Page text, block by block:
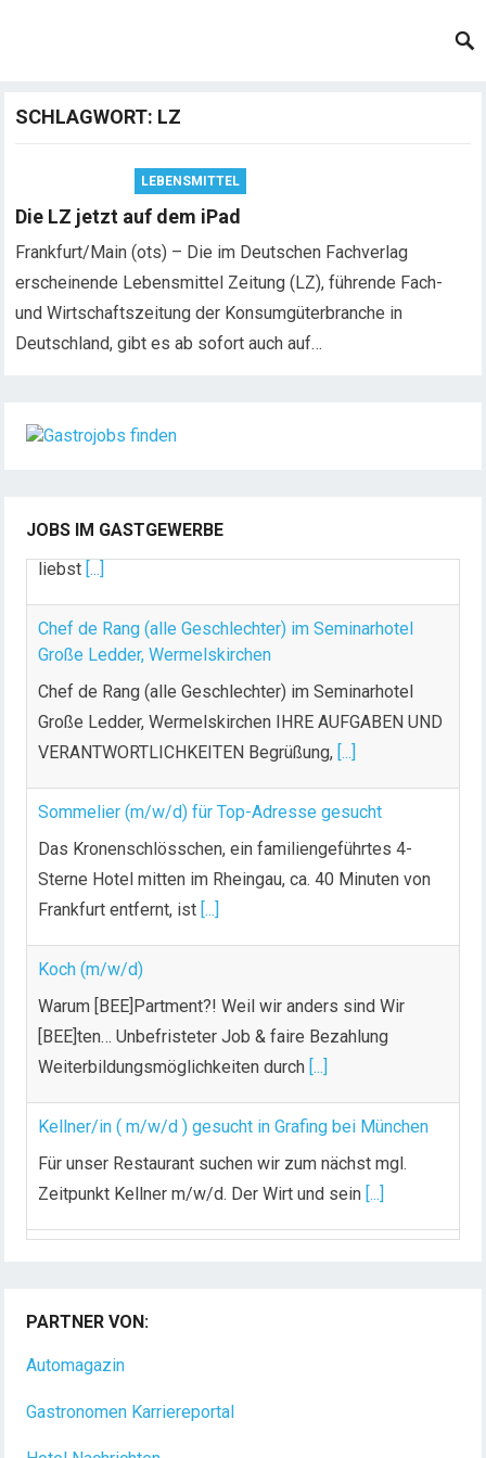
SCHLAGWORT: LZ
LEBENSMITTEL
Die LZ jetzt auf dem iPad
Frankfurt/Main (ots) – Die im Deutschen Fachverlag
erscheinende Lebensmittel Zeitung (LZ), führende Fach-
und Wirtschaftszeitung der Konsumgüterbranche in
Deutschland, gibt es ab sofort auch auf…
JOBS IM GASTGEWERBE
Konstanz
liebst[...]
Große Ledder, Wermelskirchen
Chef de Rang (alle Geschlechter) im Seminarhotel
Große Ledder, Wermelskirchen IHRE AUFGABEN UND
VERANTWORTLICHKEITEN Begrüßung,[...]
Das Kronenschlösschen, ein familiengeführtes 4-
Sterne Hotel mitten im Rheingau, ca. 40 Minuten von
Frankfurt entfernt, ist[...]
Warum [BEE]Partment?! Weil wir anders sind Wir
[BEE]ten… Unbefristeter Job & faire Bezahlung
Weiterbildungsmöglichkeiten durch [...]
Für unser Restaurant suchen wir zum nächst mgl.
Zeitpunkt Kellner m/w/d. Der Wirt und sein[...]
PARTNER VON:
Automagazin
Gastronomen Karriereportal